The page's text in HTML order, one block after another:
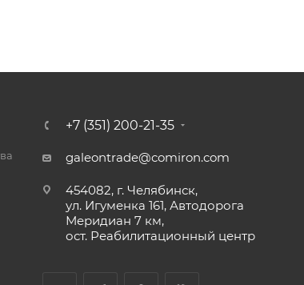
+7 (351) 200-21-35
galeontrade@comiron.com
454082, г. Челябинск,
ул. Игуменка 161, Автодорога
Меридиан 7 км,
ост. Реабилитационный центр